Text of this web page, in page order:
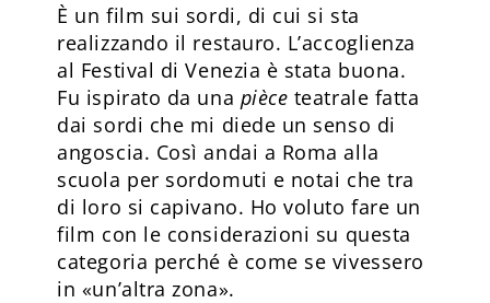
È un film sui sordi, di cui si sta
realizzando il restauro. L’accoglienza
al Festival di Venezia è stata buona.
Fu ispirato da una pièce teatrale fatta
dai sordi che mi diede un senso di
angoscia. Così andai a Roma alla
scuola per sordomuti e notai che tra
di loro si capivano. Ho voluto fare un
film con le considerazioni su questa
categoria perché è come se vivessero
in «un’altra zona».